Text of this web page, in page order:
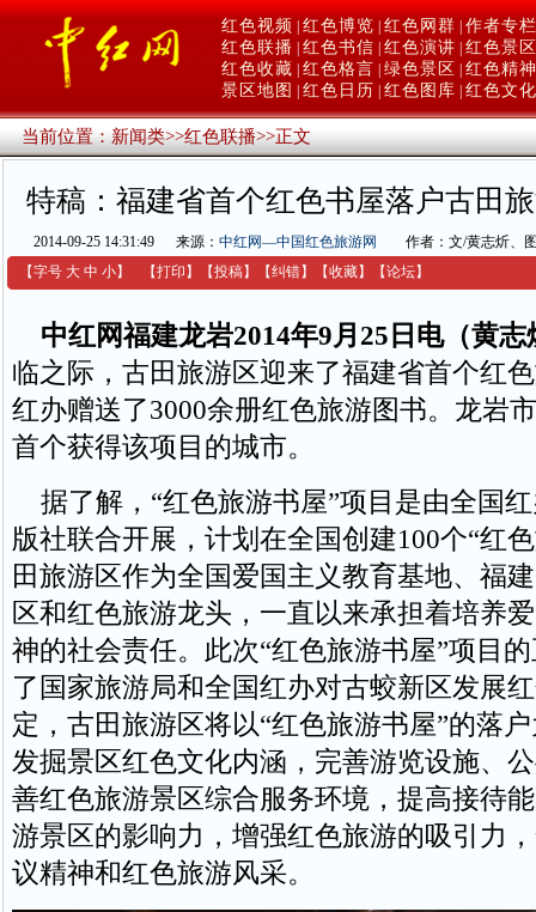
红色视频 红色博览 红色网群 作者专栏
红色联播 红色书信 红色演讲 红色景区
红色收藏 红色格言 绿色景区
红色精神
景区地图
红色日历 红色图库 红色文化
当前位置：新闻类>>红色联播>>正文
特稿：福建省首个红色书屋落户古田
2014-09-25 14:31:49 来源： 中红网—中国红色旅游网
作者：文/黄志炘、
【字号 大 中 小】 【打印 】 【投稿】 【纠错】 【收藏】 【论坛】
中红网福建龙岩2014年9月25日电（黄志
临之际，古田旅游区迎来了福建省首个红
红办赠送了3000余册红色旅游图书。龙岩
首个获得该项目的城市。
据了解，“红色旅游书屋”项目是由全国
版社联合开展，计划在全国创建100个“红
田旅游区作为全国爱国主义教育基地、福
区和红色旅游龙头，一直以来承担着培养
神的社会责任。此次“红色旅游书屋”项目
了国家旅游局和全国红办对古蛟新区发展
定，古田旅游区将以“红色旅游书屋”的落
发掘景区红色文化内涵，完善游览设施、
善红色旅游景区综合服务环境，提高接待
游景区的影响力，增强红色旅游的吸引力
议精神和红色旅游风采。